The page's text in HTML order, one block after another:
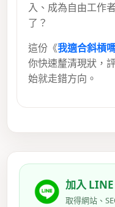
入、成為自由工作
了？
這份《我適合斜槓
你快速釐清現狀，
始就走錯方向。
加入
取得網站、